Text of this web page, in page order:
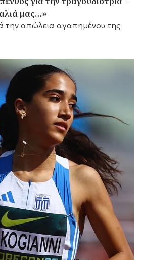
μας…»
την απώλεια αγαπημένου της